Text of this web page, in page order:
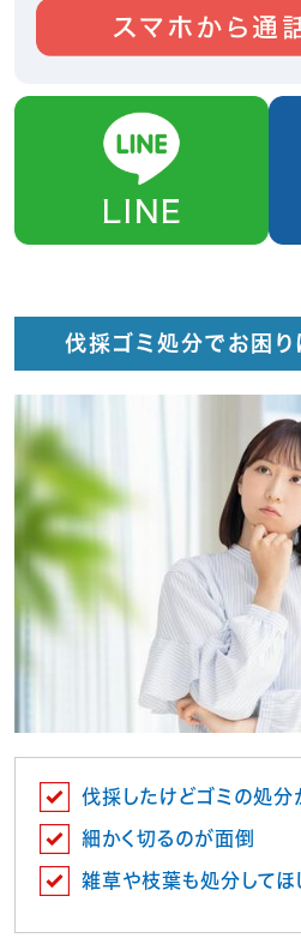
伐採ゴミ処分でお困り
伐採したけどゴミの処分
細かく切るのが面倒
雑草や枝葉も処分してほ